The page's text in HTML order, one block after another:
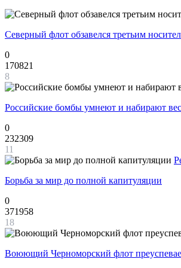
Северный флот обзавелся третьим
0
170821
8
Российские бомбы умнеют и набирают вес
0
232309
11
Борьба за мир до полной капитуляции
0
371958
18
Воюющий Черноморский флот